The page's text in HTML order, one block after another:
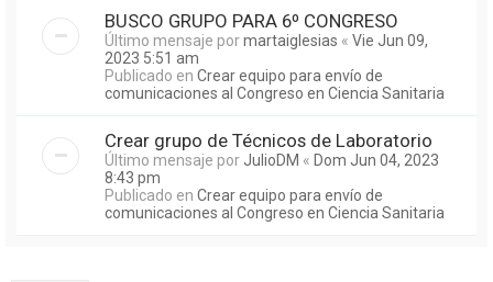
BUSCO GRUPO PARA 6º CONGRESO
Último mensaje pormartaiglesias « Vie Jun 09,
2023 5:51 am
Publicado en Crear equipo para envío de
comunicaciones al Congreso en Ciencia Sanitaria
Crear grupo de Técnicos de Laboratorio
Último mensaje por JulioDM « Dom Jun 04, 2023
8:43 pm
Publicado en Crear equipo para envío de
comunicaciones al Congreso en Ciencia Sanitaria